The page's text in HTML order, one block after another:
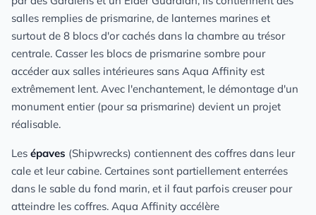
salles remplies de prismarine, de lanternes marines et
surtout de 8 blocs d'or cachés dans la chambre au trésor
centrale. Casser les blocs de prismarine sombre pour
accéder aux salles intérieures sans Aqua Affinity est
extrêmement lent. Avec l'enchantement, le démontage d'un
monument entier (pour sa prismarine) devient un projet
réalisable.
Les épaves (Shipwrecks) contiennent des coffres dans leur
cale et leur cabine. Certaines sont partiellement enterrées
dans le sable du fond marin, et il faut parfois creuser pour
atteindre les coffres. Aqua Affinity accélère